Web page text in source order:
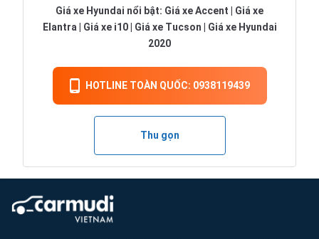
Giá xe Hyundai nổi bật: Giá xe Accent
Giá xe
Elantra| Giá xe i10| Giá xe Tucson
Giá xe Hyundai
2020
HOTLINE TOÀN QUỐC: 0938119439
Thu gọn